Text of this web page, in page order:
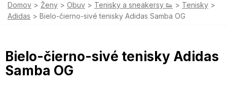
Domov Ženy Obuv Tenisky a sneakersy 👟
Tenisky
Adidas
Bielo-čierno-sivé tenisky Adidas Samba OG
Bielo-čierno-sivé tenisky Adidas
Samba OG